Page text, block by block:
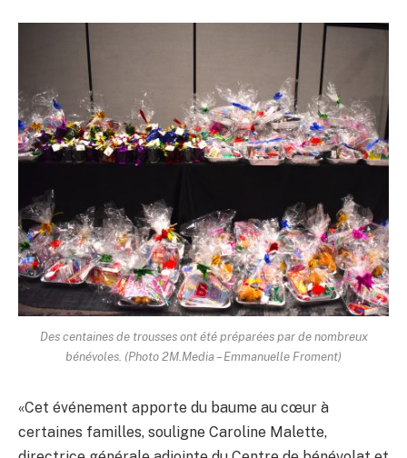
Des centaines de trousses ont été préparées par de nombreux
bénévoles. (Photo 2M.Media – Emmanuelle Froment)
«Cet événement apporte du baume au cœur à
certaines familles, souligne Caroline Malette,